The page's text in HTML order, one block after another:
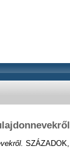
SZÁZADOK,